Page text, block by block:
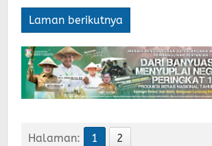
Laman berikutnya
Halaman: 1 2